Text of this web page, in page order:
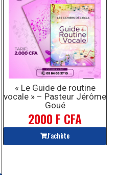
« Le Guide de routine
vocale » – Pasteur Jérôme
Goué
2000 F CFA
J'achète